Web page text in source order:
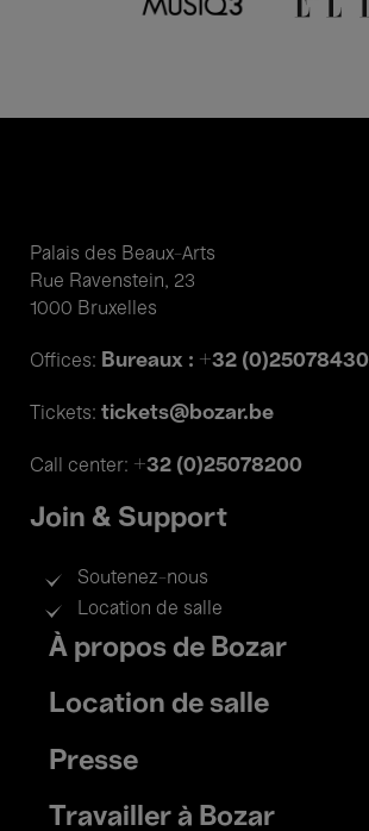
Palais des Beaux-Arts
Rue Ravenstein, 23
1000 Bruxelles
Offices: Bureaux : +32 (0)25078430
Tickets: tickets@bozar.be
Call center: +32 (0)25078200
Join & Support
Soutenez-nous
Location de salle
Footer
menu
À propos de Bozar
Location de salle
Presse
Travailler à Bozar